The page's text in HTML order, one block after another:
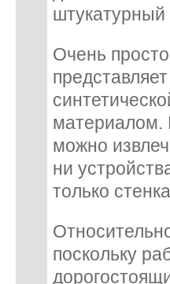
штукатурный
Очень
материалом.
можно
ни
только
поскольку